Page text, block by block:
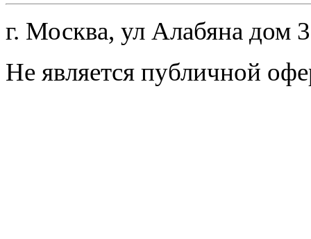
г. Москва, ул Алабяна дом
Не является публичной